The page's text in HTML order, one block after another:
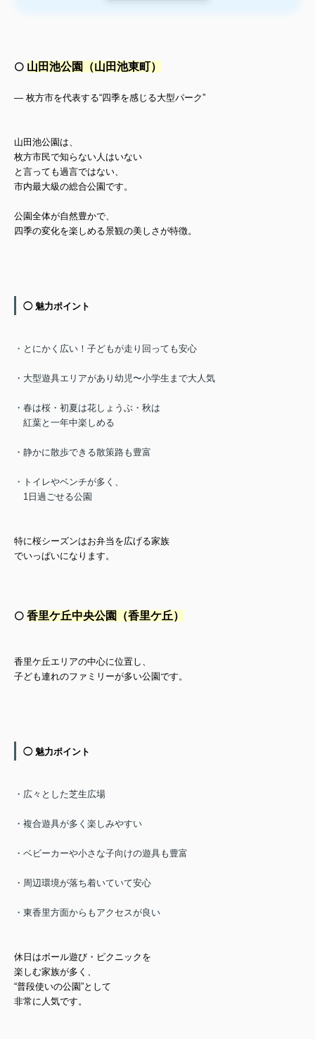
⚪️ 山田池公園（山田池東町）
— 枚方市を代表する“四季を感じる大型パーク”
山田池公園は、
枚方市民で知らない人はいない
と言っても過言ではない、
市内最大級の総合公園です。
公園全体が自然豊かで、
四季の変化を楽しめる景観の美しさが特徴。
◯ 魅力ポイント
・とにかく広い！子どもが走り回っても安心
・大型遊具エリアがあり幼児〜小学生まで大人気
・春は桜・初夏は花しょうぶ・秋は
紅葉と一年中楽しめる
・静かに散歩できる散策路も豊富
・トイレやベンチが多く、
1日過ごせる公園
特に桜シーズンはお弁当を広げる家族
でいっぱいになります。
⚪️ 香里ケ丘中央公園（香里ケ丘）
香里ケ丘エリアの中心に位置し、
子ども連れのファミリーが多い公園です。
◯ 魅力ポイント
・広々とした芝生広場
・複合遊具が多く楽しみやすい
・ベビーカーや小さな子向けの遊具も豊富
・周辺環境が落ち着いていて安心
・東香里方面からもアクセスが良い
休日はボール遊び・ピクニックを
楽しむ家族が多く、
“普段使いの公園”として
非常に人気です。